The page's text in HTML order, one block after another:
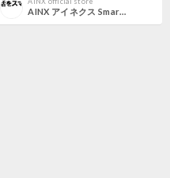
AINX アイネクス Smart Rice Cooker 炊飯器